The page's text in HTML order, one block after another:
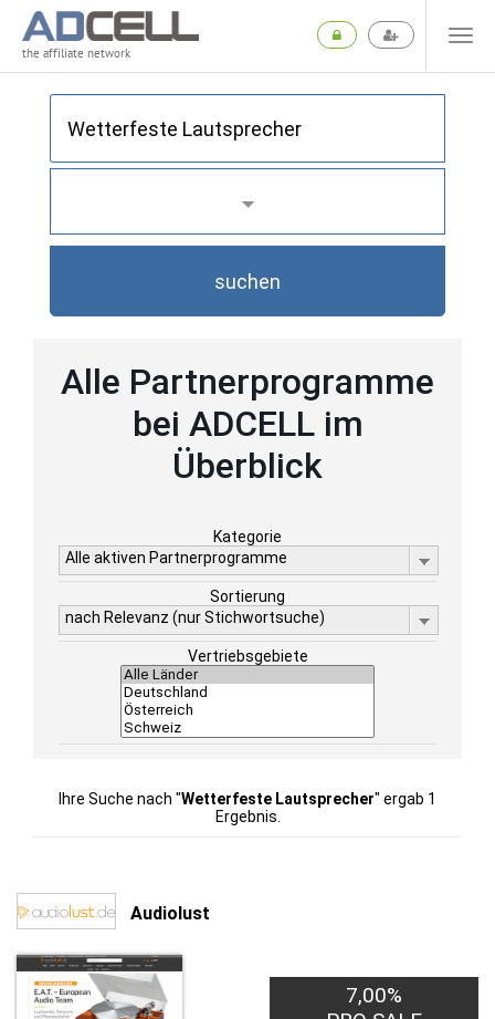
the affiliate network
suchen
Alle Partnerprogramme
bei ADCELL im
Überblick
Kategorie
Alle aktiven Partnerprogramme
Sortierung
nach Relevanz (nur Stichwortsuche)
Vertriebsgebiete
Ihre Suche nach "Wetterfeste Lautsprecher" ergab 1
Ergebnis.
Audiolust
7,00%